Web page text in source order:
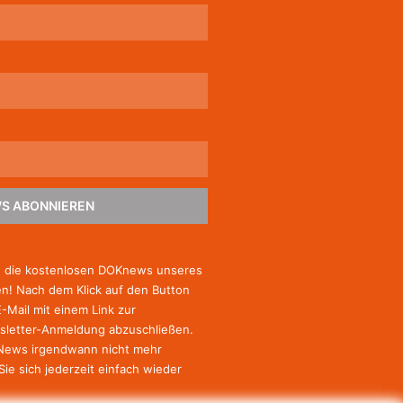
ABONNIEREN
kostenlosen DOKnews unseres
Nach dem Klick auf den Button
Mail mit einem Link zur
Anmeldung abzuschließen.
irgendwann nicht mehr
sich jederzeit einfach wieder